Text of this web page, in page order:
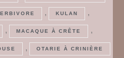
, KULAN ,
, MACAQUE À CRÊTE ,
, OTARIE À CRINIÈRE